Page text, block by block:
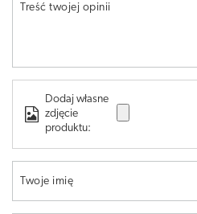
Treść twojej opinii
Dodaj własne
zdjęcie
produktu:
Twoje imię